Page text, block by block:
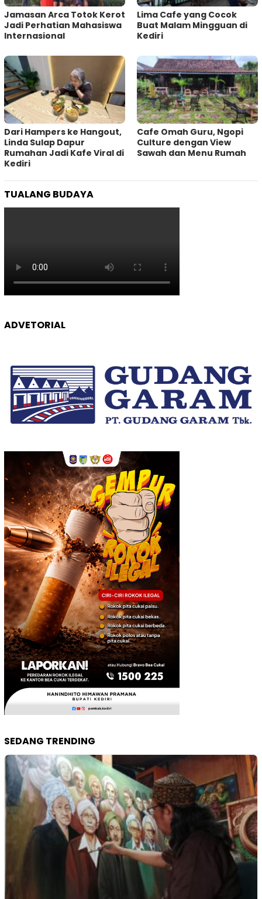
Jamasan Arca Totok Kerot
Jadi Perhatian Mahasiswa
Internasional
Lima Cafe yang Cocok
Buat Malam Mingguan di
Kediri
Dari Hampers ke Hangout,
Linda Sulap Dapur
Rumahan Jadi Kafe Viral di
Kediri
Cafe Omah Guru, Ngopi
Culture dengan View
Sawah dan Menu Rumah
TUALANG BUDAYA
ADVETORIAL
SEDANG TRENDING